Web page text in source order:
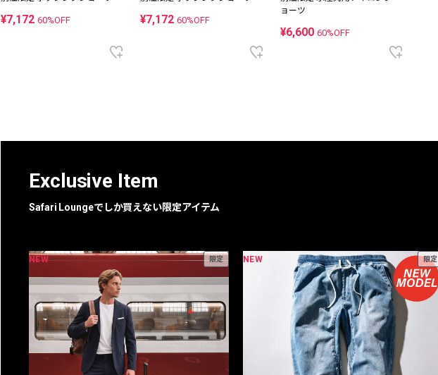
¥7,172 60%OFF ¥7,17260%OFF
ョーツ
¥6,600 60%OFF
Exclusive Item
Safari Loungeでしか買えない限定アイテム
NEW 限定 NEW 限定